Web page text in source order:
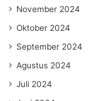
November 2024
Oktober 2024
September 2024
Agustus 2024
Juli 2024